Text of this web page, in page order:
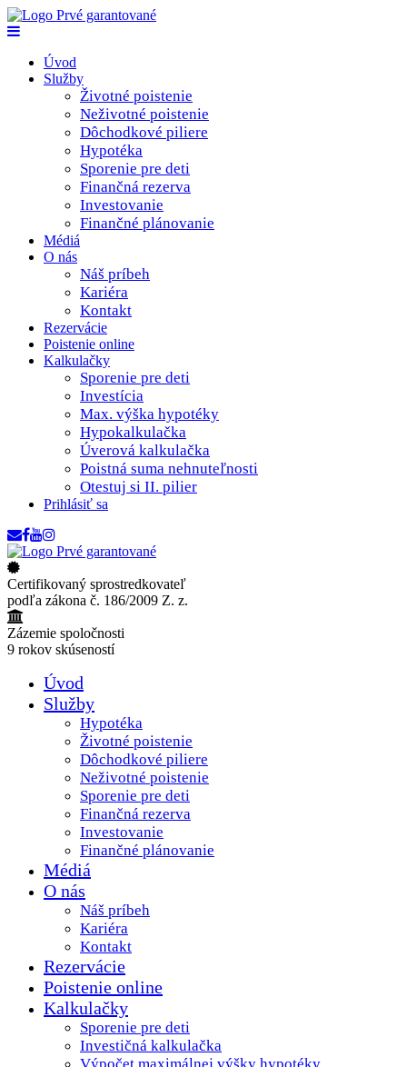
Úvod
Služby
Životné poistenie
Neživotné poistenie
Dôchodkové piliere
Hypotéka
Sporenie pre deti
Finančná rezerva
Investovanie
Finančné plánovanie
Médiá
O nás
Náš príbeh
Kariéra
Kontakt
Rezervácie
Poistenie online
Kalkulačky
Sporenie pre deti
Investícia
Max. výška hypotéky
Hypokalkulačka
Úverová kalkulačka
Poistná suma nehnuteľnosti
Otestuj si II. pilier
Prihlásiť sa
Certifikovaný sprostredkovateľ
podľa zákona č. 186/2009 Z. z.
Zázemie spoločnosti
9 rokov skúseností
Úvod
Služby
Hypotéka
Životné poistenie
Dôchodkové piliere
Neživotné poistenie
Sporenie pre deti
Finančná rezerva
Investovanie
Finančné plánovanie
Médiá
O nás
Náš príbeh
Kariéra
Kontakt
Rezervácie
Poistenie online
Kalkulačky
Sporenie pre deti
Investičná kalkulačka